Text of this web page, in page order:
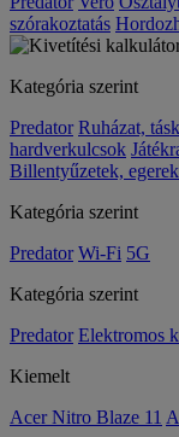
szórakoztatás
Kategória szerint
Predator Ruházat,
hardverkulcsok
Billentyűzetek,
Kategória szerint
Predator Wi-Fi 5G
Kategória szerint
Predator Elektromos
Kiemelt
Acer Nitro Blaze 11